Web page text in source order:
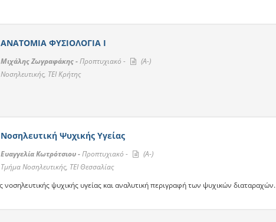
ΑΝΑΤΟΜΙΑ ΦΥΣΙΟΛΟΓΙΑ Ι
Μιχάλης Ζωγραφάκης -Προπτυχιακό -
(A-)
Νοσηλευτικής, ΤΕΙ Κρήτης
Νοσηλευτική Ψυχικής Υγείας
Ευαγγελία Κωτρότσιου -Προπτυχιακό -
(A-)
Τμήμα Νοσηλευτικής, ΤΕΙ Θεσσαλίας
νοσηλευτικής ψυχικής υγείας και αναλυτική περιγραφή των ψυχικών διαταραχών.